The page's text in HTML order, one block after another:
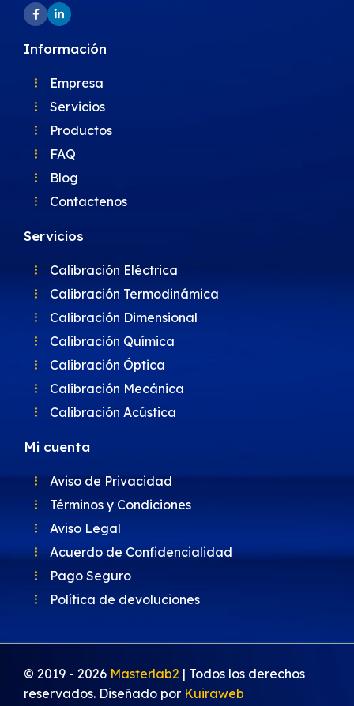
Información
Empresa
Servicios
Productos
FAQ
Blog
Contactenos
Servicios
Calibración Eléctrica
Calibración Termodinámica
Calibración Dimensional
Calibración Química
Calibración Óptica
Calibración Mecánica
Calibración Acústica
Mi cuenta
Aviso de Privacidad
Términos y Condiciones
Aviso Legal
Acuerdo de Confidencialidad
Pago Seguro
Política de devoluciones
© 2019 - 2026 Masterlab2 | Todos los derechos
reservados. Diseñado por Kuiraweb